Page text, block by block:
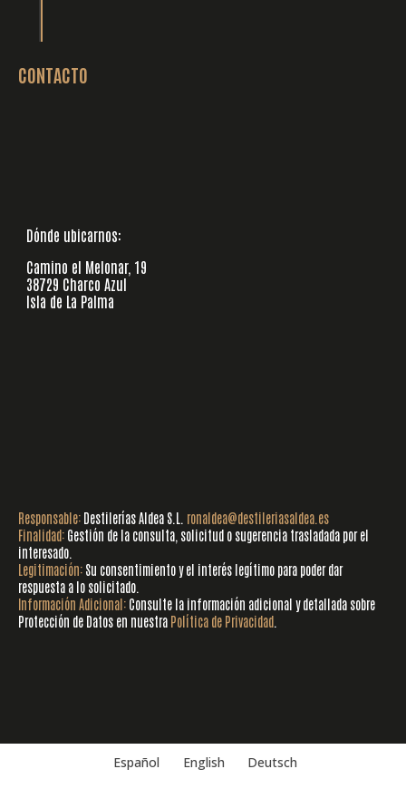
CONTACTO
Dónde ubicarnos:
Camino el Melonar, 19
38729 Charco Azul
Isla de La Palma
Responsable: Destilerías Aldea S.L. ronaldea@destileriasaldea.es
Finalidad: Gestión de la consulta, solicitud o sugerencia trasladada por el
interesado.
Legitimación: Su consentimiento y el interés legítimo para poder dar
respuesta a lo solicitado.
Información Adicional: Consulte la información adicional y detallada sobre
Protección de Datos en nuestra Política de Privacidad
Español English Deutsch